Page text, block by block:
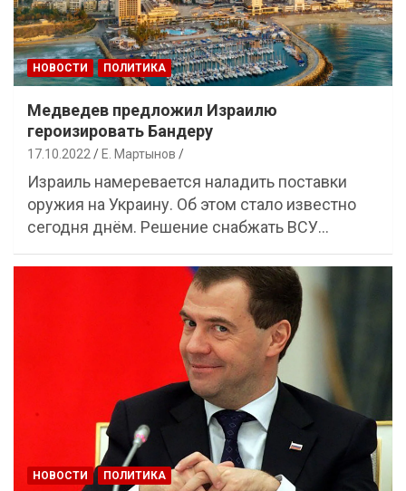
НОВОСТИ ПОЛИТИКА
Медведев предложил Израилю
героизировать Бандеру
17.10.2022 Е. Мартынов
Израиль намеревается наладить поставки
оружия на Украину. Об этом стало известно
сегодня днём. Решение снабжать ВСУ…
НОВОСТИ ПОЛИТИКА